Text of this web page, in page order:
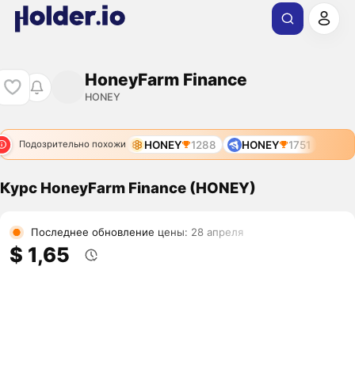
HoneyFarm Finance
HONEY
Подозрительно похожи HONEY 1288 HONEY 1751
Курс HoneyFarm Finance (HONEY)
Последнее обновление цены: 28 апреля
$ 1,65